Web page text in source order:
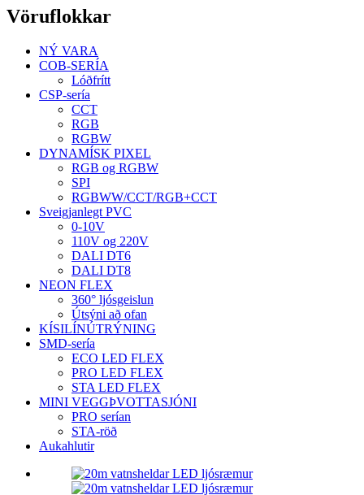
Vöruflokkar
NÝ VARA
COB-SERÍA
Lóðfrítt
CSP-sería
CCT
RGB
RGBW
DYNAMÍSK PIXEL
RGB og RGBW
SPI
RGBWW/CCT/RGB+CCT
Sveigjanlegt PVC
0-10V
110V og 220V
DALI DT6
DALI DT8
NEON FLEX
360° ljósgeislun
Útsýni að ofan
KÍSILÍNÚTRÝNING
SMD-sería
ECO LED FLEX
PRO LED FLEX
STA LED FLEX
MINI VEGGÞVOTTASJÓNI
PRO serían
STA-röð
Aukahlutir